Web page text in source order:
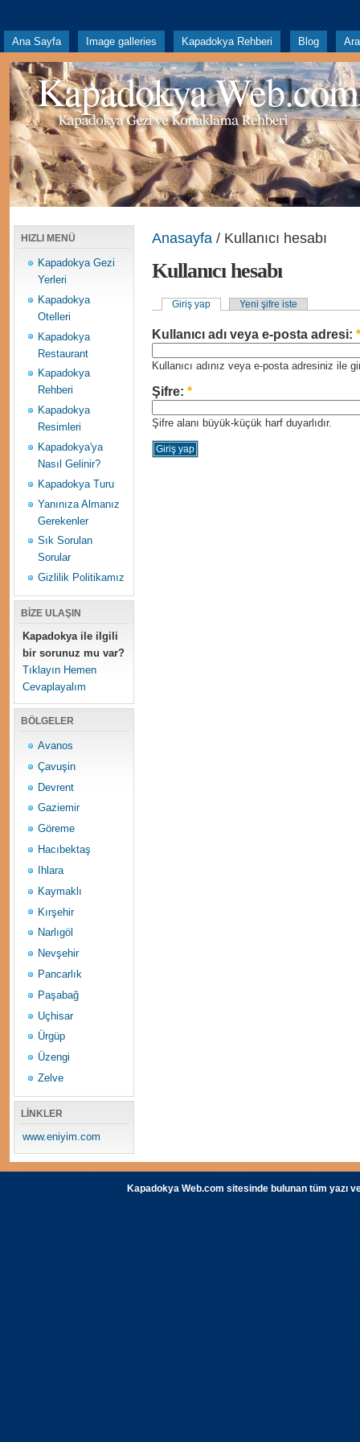
Ana Sayfa Image galleries Kapadokya Rehberi Blog Ara
Kapadokya Web.com
HIZLI MENÜ
Kapadokya Gezi
Yerleri
Kapadokya
Otelleri
Kapadokya
Restaurant
Kapadokya
Rehberi
Kapadokya
Resimleri
Kapadokya'ya
Nasıl Gelinir?
Kapadokya Turu
Yanınıza Almanız
Gerekenler
Sık Sorulan
Sorular
Gizlilik Politikamız
BİZE ULAŞIN
Kapadokya ile ilgili
bir sorunuz mu var?
Tıklayın Hemen
Cevaplayalım
BÖLGELER
Avanos
Çavuşin
Devrent
Gaziemir
Göreme
Hacıbektaş
Ihlara
Kaymaklı
Kırşehir
Narlıgöl
Nevşehir
Pancarlık
Paşabağ
Uçhisar
Ürgüp
Üzengi
Zelve
LİNKLER
www.eniyim.com
Anasayfa / Kullanıcı hesabı
Kullanıcı hesabı
Giriş yap Yeni şifre iste
Kullanıcı adı veya e-posta adresi: *
Kullanıcı adınız veya e-posta adresiniz ile
Şifre: *
Şifre alanı büyük-küçük harf duyarlıdır.
Kapadokya Web.com sitesinde bulunan tüm yazı